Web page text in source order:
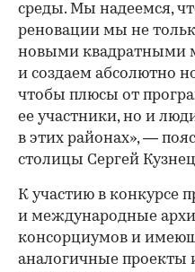
среды. Мы надеемся,
реновации мы не
новыми квадратными
и создаем абсолютно
чтобы плюсы от
ее участники, но и
в этих районах», —
столицы Сергей
К участию в конкурсе
и международные
консорциумов и
аналогичные проекты